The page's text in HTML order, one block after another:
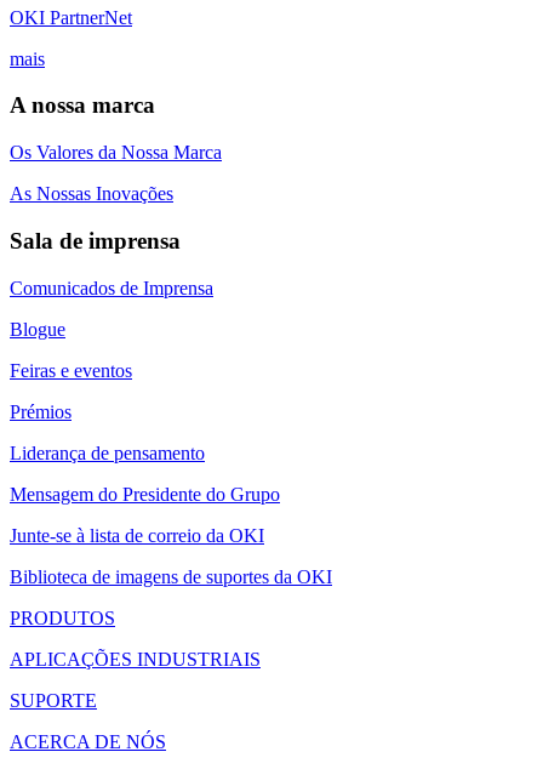
OKI PartnerNet
mais
A nossa marca
Os Valores da Nossa Marca
As Nossas Inovações
Sala de imprensa
Comunicados de Imprensa
Blogue
Feiras e eventos
Prémios
Liderança de pensamento
Mensagem do Presidente do Grupo
Junte-se à lista de correio da OKI
Biblioteca de imagens de suportes da OKI
PRODUTOS
APLICAÇÕES INDUSTRIAIS
SUPORTE
ACERCA DE NÓS